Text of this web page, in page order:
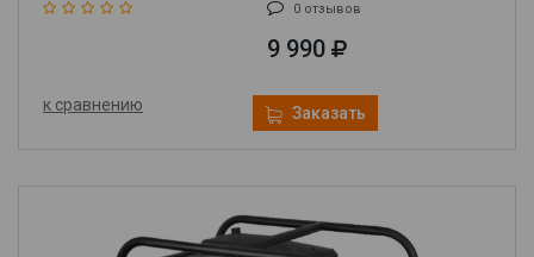
0 отзывов
9 990
к сравнению Заказать